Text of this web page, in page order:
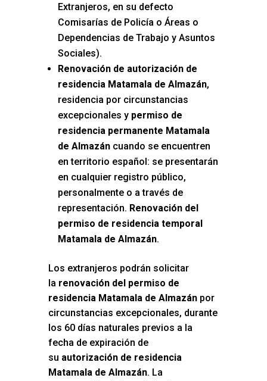
Extranjeros, en su defecto
Comisarías de Policía o Áreas o
Dependencias de Trabajo y Asuntos
Sociales).
Renovación de autorización de
residencia Matamala de Almazán,
residencia por circunstancias
excepcionales y permiso de
residencia permanente Matamala
de Almazáncuando se encuentren
en territorio español: se presentarán
en cualquier registro público,
personalmente o a través de
representación. Renovación del
permiso de residencia temporal
Matamala de Almazán.
Los extranjeros podrán solicitar
la renovación del permiso de
residencia Matamala de Almazánpor
circunstancias excepcionales, durante
los 60 días naturales previos a la
fecha de expiración de
su autorización de residencia
Matamala de Almazán. La